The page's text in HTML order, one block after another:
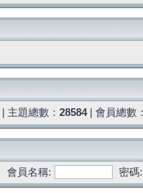
| 主題總數： 28584| 會員總數
會員名稱:
密碼: